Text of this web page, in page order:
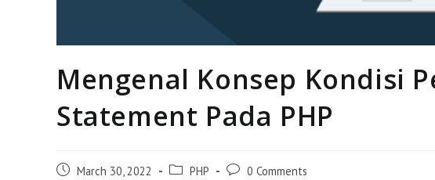
Mengenal Konsep Kondisi
Statement Pada PHP
Post March 30, 2022
Post PHP
Post 0 Comments